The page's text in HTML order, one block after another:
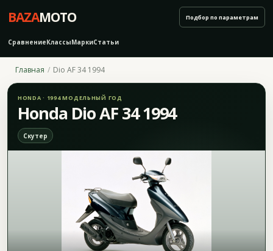
BAZAMOTO
СравнениеКлассыМаркиСтатьи
Подбор по параметрам
Главная Dio AF 34 1994
HONDA · 1994 МОДЕЛЬНЫЙ ГОД
Honda Dio AF 34 1994
Скутер